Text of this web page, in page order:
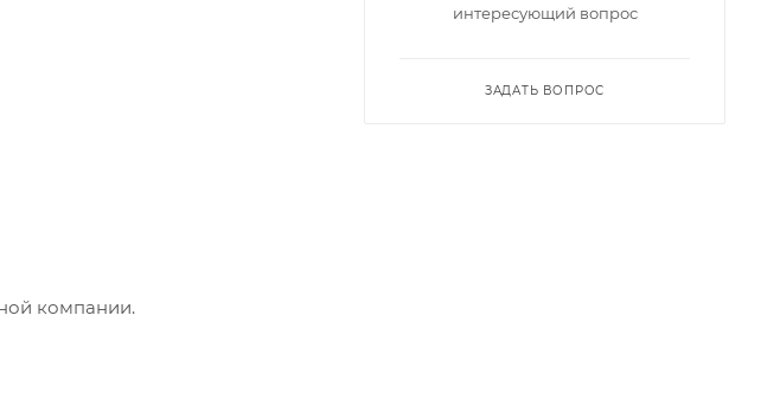
компании.
интересующий вопрос
ЗАДАТЬ ВОПРОС